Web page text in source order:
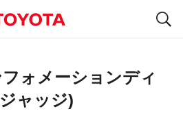
ォメーションディ
ャッジ)